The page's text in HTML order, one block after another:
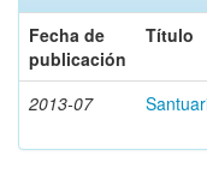
Fecha de
publicación
Título
2013-07